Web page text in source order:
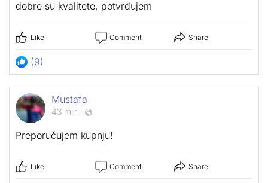
dobre su kvalitete, potvrđujem
Like Comment Share
(9)
Mustafa
43 min ·
Preporučujem kupnju!
Like Comment Share